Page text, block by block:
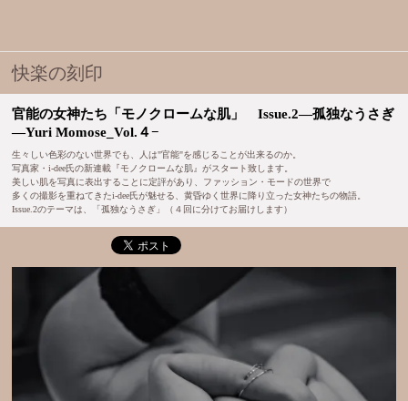
快楽の刻印
官能の女神たち「モノクロームな肌」 Issue.2―孤独なうさぎ
―Yuri Momose_Vol.４−
生々しい色彩のない世界でも、人は"官能"を感じることが出来るのか。
写真家・i-dee氏の新連載『モノクロームな肌』がスタート致します。
美しい肌を写真に表出することに定評があり、ファッション・モードの世界で
多くの撮影を重ねてきたi-dee氏が魅せる、黄昏ゆく世界に降り立った女神たちの物語。
Issue.2のテーマは、「孤独なうさぎ」（４回に分けてお届けします）